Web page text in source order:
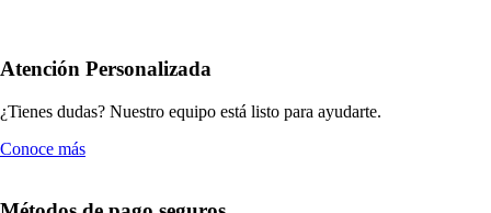
Atención Personalizada
¿Tienes dudas? Nuestro equipo está listo para ayudarte.
Conoce más